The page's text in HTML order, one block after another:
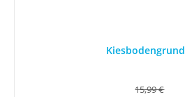
Kiesbodengrund
15,99 €